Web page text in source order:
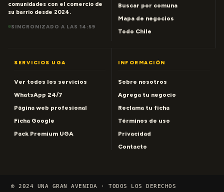
comunidades con el comercio de
su barrio desde 2024.
SINCRONIZADO A LAS 14:59
Buscar por comuna
Mapa de negocios
Todo Chile
SERVICIOS UGA
Ver todos los servicios
WhatsApp 24/7
Página web profesional
Ficha Google
Pack Premium UGA
INFORMACIÓN
Sobre nosotros
Agrega tu negocio
Reclama tu ficha
Términos de uso
Privacidad
Contacto
© 2024 UNA GRAN AVENIDA · TODOS LOS DERECHOS